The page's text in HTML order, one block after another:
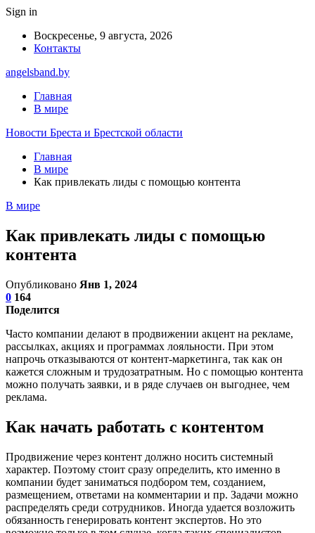
Sign in
Воскресенье, 9 августа, 2026
Контакты
angelsband.by
Главная
В мире
Новости Бреста и Брестской области
Главная
В мире
Как привлекать лиды с помощью контента
В мире
Как привлекать лиды с помощью
контента
Опубликовано Янв 1, 2024
0 164
Поделится
Часто компании делают в продвижении акцент на рекламе,
рассылках, акциях и программах лояльности. При этом
напрочь отказываются от контент-маркетинга, так как он
кажется сложным и трудозатратным. Но с помощью контента
можно получать заявки, и в ряде случаев он выгоднее, чем
реклама.
Как начать работать с контентом
Продвижение через контент должно носить системный
характер. Поэтому стоит сразу определить, кто именно в
компании будет заниматься подбором тем, созданием,
размещением, ответами на комментарии и пр. Задачи можно
распределять среди сотрудников. Иногда удается возложить
обязанность генерировать контент экспертов. Но это